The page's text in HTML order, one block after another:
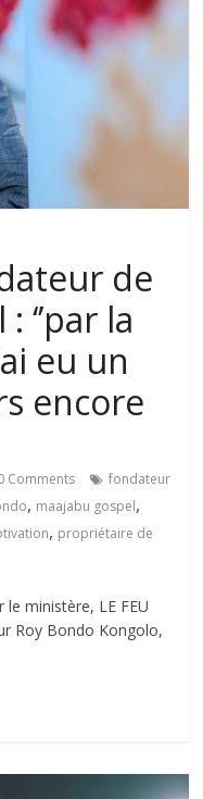
de
‘’par la
eu un
encore
Comments
fondateur
, maajabu gospel,
, propriétaire de
le ministère, LE FEU
Roy Bondo Kongolo,